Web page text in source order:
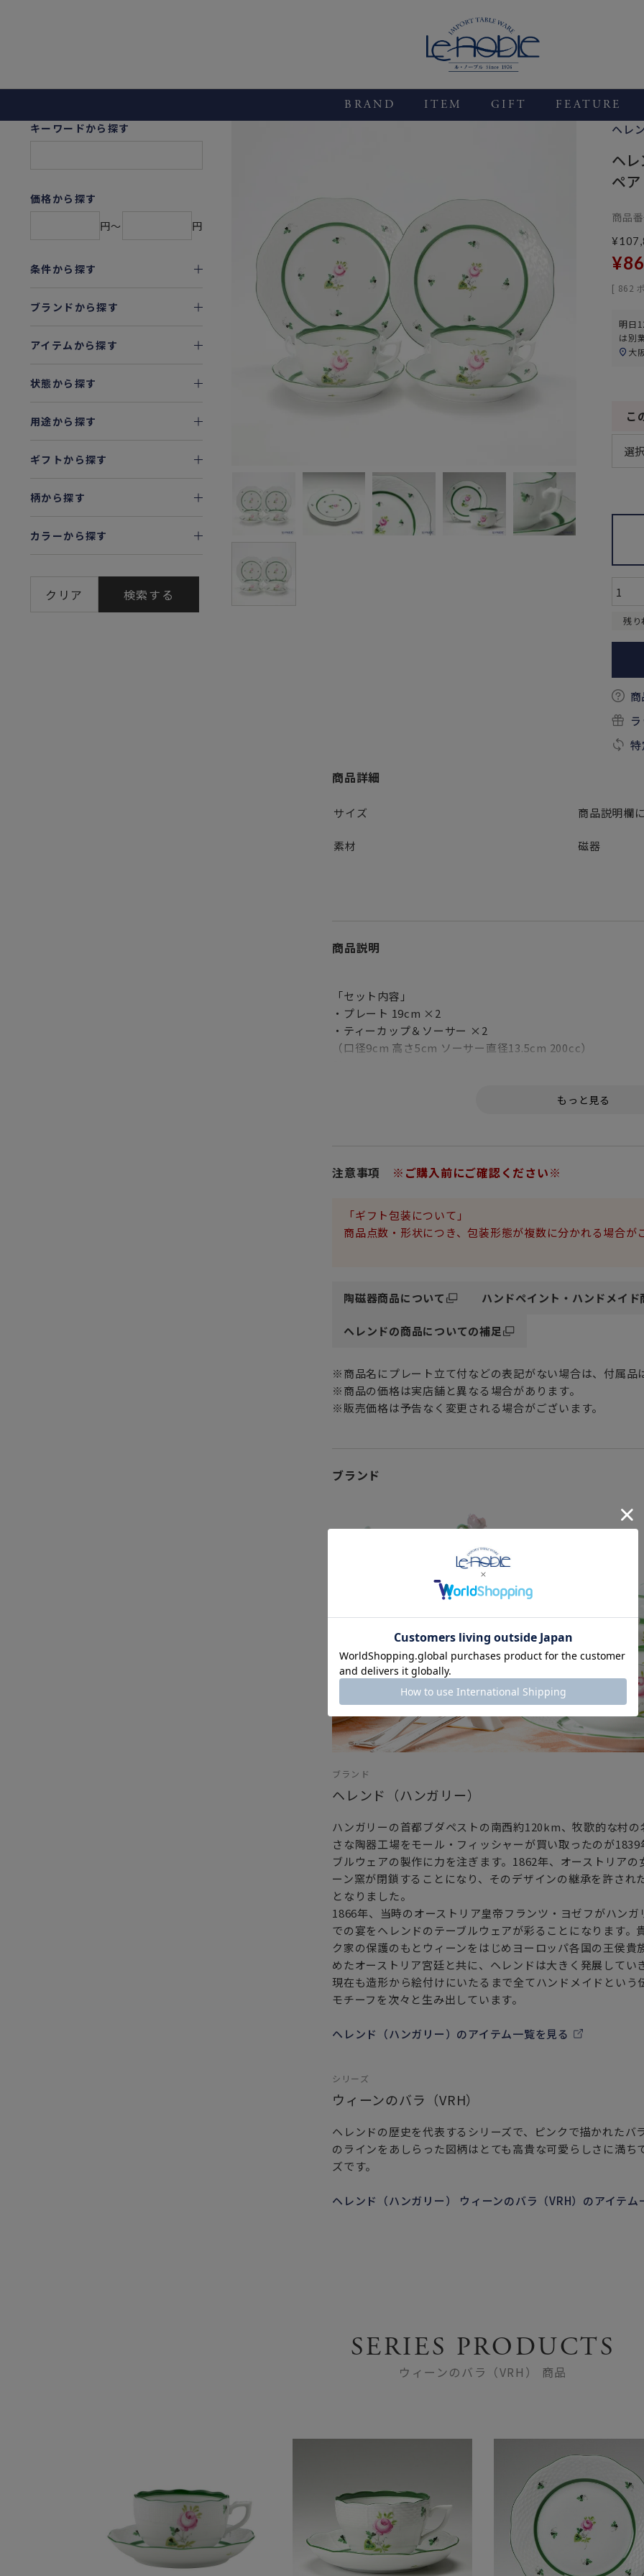
BRAND ITEM GIFT FEATURE
キーワードから探す
価格から探す
円〜
円
条件から探す
ブランドから探す
アイテムから探す
状態から探す
用途から探す
ギフトから探す
柄から探す
カラーから探す
クリア 検索する
ヘレ
ヘレ
ペア
商品
¥
¥
[ 862
明日
は別
大
こ
残り
商品詳細
サイズ 商品説明欄
素材 磁器
商品説明
「セット内容」
・プレート 19cm ×2
・ティーカップ＆ソーサー ×2
（口径9cm 高さ5cm ソーサー直径13.5cm 200cc）
もとはオーストリアのウィーン窯（現在のアウガルテン窯）
愛らしさに満ちており、見る人をとりこにするシリーズです。
注意事項 ※ご購入前にご確認ください※
「ギフト包装について」
商品点数・形状につき、包装形態が複数に分かれる場合が
陶磁器商品について ハンドペイント・ハンドメイド
ヘレンドの商品についての補足
※商品名にプレート立て付などの表記がない場合は、付属品
※商品の価格は実店舗と異なる場合があります。
※販売価格は予告なく変更される場合がございます。
ブランド
ブランド
ヘレンド（ハンガリー）
ハンガリーの首都ブダペストの南西約120km、牧歌的な村
さな陶器工場をモール・フィッシャーが買い取ったのが
ブルウェアの製作に力を注ぎます。1862年、オーストリア
ーン窯が閉鎖することになり、そのデザインの継承を許され
となりました。
1866年、当時のオーストリア皇帝フランツ・ヨゼフがハン
での宴をヘレンドのテーブルウェアが彩ることになります。
ク家の保護のもとウィーンをはじめヨーロッパ各国の王侯
めたオーストリア宮廷と共に、ヘレンドは大きく発展してい
現在も造形から絵付けにいたるまで全てハンドメイドという
モチーフを次々と生み出しています。
ヘレンド（ハンガリー）のアイテム一覧を見る
シリーズ
ウィーンのバラ（VRH）
ヘレンドの歴史を代表するシリーズで、ピンクで描かれたバ
のラインをあしらった図柄はとても高貴な可愛らしさに満ち
ズです。
ヘレンド（ハンガリー） ウィーンのバラ（VRH）のアイテム
SERIES PRODUCTS
ウィーンのバラ（VRH） 商品